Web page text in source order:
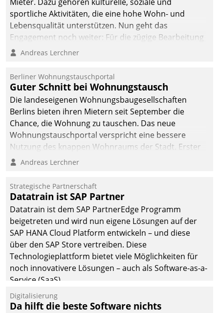
sportliche Aktivitäten, die eine hohe Wohn- und
Lebensqualität unterstützen. Nun geht das
Engagement noch weiter: Für die zügige Bearbeitung
von Beschwerden – oder Lob – richtet das
und Beschwerde-Management einen eigenen Kanal
ein.
Andreas Lerchner
Berliner Wohnungstauschportal
Guter Schnitt bei Wohnungstausch
Die landeseigenen Wohnungsbaugesellschaften
Berlins bieten ihren Mietern seit September die
Chance, die Wohnung zu tauschen. Das neue
Wohnungstauschportal verspricht eine bessere
Nutzung des knappen Wohnraums der Stadt. Erster
Anwendungsfall für Datatrains Lösung API-Hub mit
Unternehmen.
Andreas Lerchner
Strategische Partnerschaft
Datatrain ist SAP Partner
Datatrain ist dem SAP PartnerEdge Programm
beigetreten und wird nun eigene Lösungen auf der
SAP HANA Cloud Platform entwickeln – und diese
über den SAP Store vertreiben. Diese
Technologieplattform bietet viele Möglichkeiten für
noch innovativere Lösungen – auch als Software-as-a-
Service (SaaS).
Digitalisierung
Da hilft die beste Software nichts